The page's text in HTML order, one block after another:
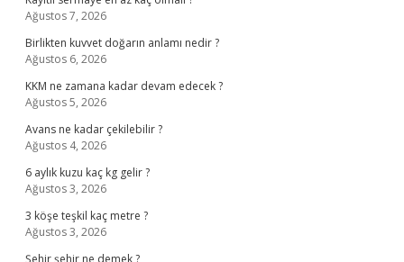
Ağustos 7, 2026
Birlikten kuvvet doğarın anlamı nedir ?
Ağustos 6, 2026
KKM ne zamana kadar devam edecek ?
Ağustos 5, 2026
Avans ne kadar çekilebilir ?
Ağustos 4, 2026
6 aylık kuzu kaç kg gelir ?
Ağustos 3, 2026
3 köşe teşkil kaç metre ?
Ağustos 3, 2026
Şehir şehir ne demek ?